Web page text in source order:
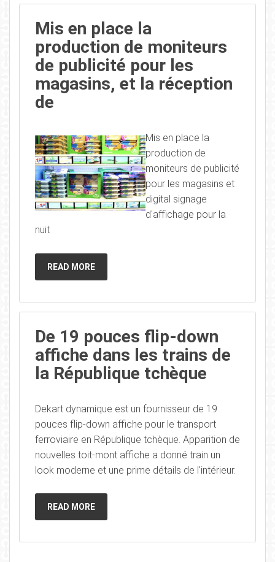
Mis en place la
production de moniteurs
de publicité pour les
magasins, et la réception
de
Mis en place la
production de
moniteurs de publicité
pour les magasins et
digital signage
d'affichage pour la
nuit
READ MORE
De 19 pouces flip-down
affiche dans les trains de
la République tchèque
Dekart dynamique est un fournisseur de 19
pouces flip-down affiche pour le transport
ferroviaire en République tchèque. Apparition de
nouvelles toit-mont affiche a donné train un
look moderne et une prime détails de l'intérieur.
READ MORE